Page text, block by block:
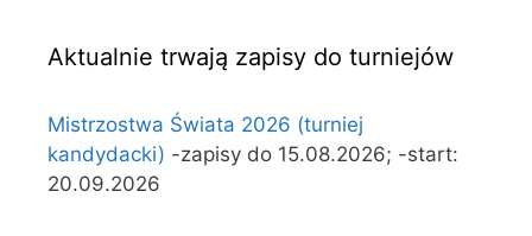
Aktualnie trwają zapisy do turniejów
Mistrzostwa Świata 2026 (turniej
kandydacki) -zapisy do 15.08.2026; -start:
20.09.2026